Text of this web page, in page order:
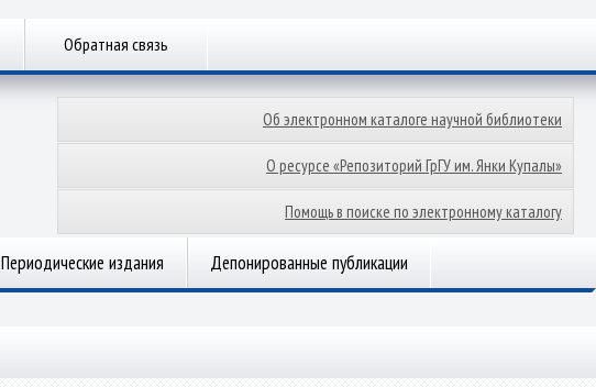
Обратная связь
Об электронном каталоге научной библиотеки
О ресурсе «Репозиторий ГрГУ им. Янки Купалы»
Помощь в поиске по электронному каталогу
Периодические издания Депонированные публикации